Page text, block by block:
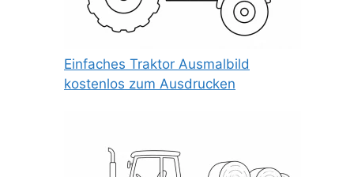
Einfaches Traktor Ausmalbild
kostenlos zum Ausdrucken